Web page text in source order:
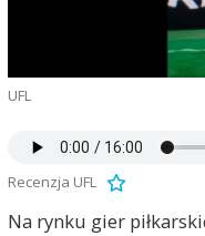
UFL
Recenzja UFL
Na rynku gier